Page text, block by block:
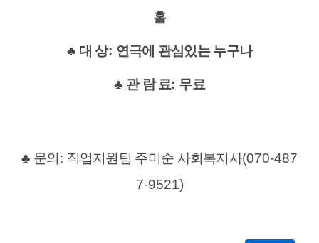
홀
♣ 대 상: 연극에 관심있는 누구나
♣ 관 람 료: 무료
♣ 문의 : 직업지원팀 주미순 사회복지사(070-487
7-9521)